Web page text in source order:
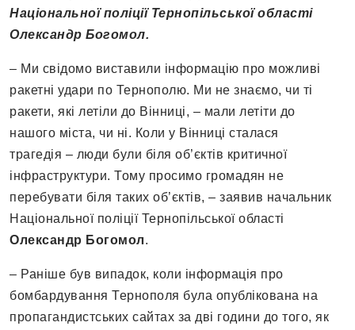
Національної поліції Тернопільської області
Олександр Богомол.
– Ми свідомо виставили інформацію про можливі
ракетні удари по Тернополю. Ми не знаємо, чи ті
ракети, які летіли до Вінниці, – мали летіти до
нашого міста, чи ні. Коли у Вінниці сталася
трагедія – люди були біля об’єктів критичної
інфраструктури. Тому просимо громадян не
перебувати біля таких об’єктів, – заявив начальник
Національної поліції Тернопільської області
Олександр Богомол.
– Раніше був випадок, коли інформація про
бомбардування Тернополя була опублікована на
пропагандистських сайтах за дві години до того, як